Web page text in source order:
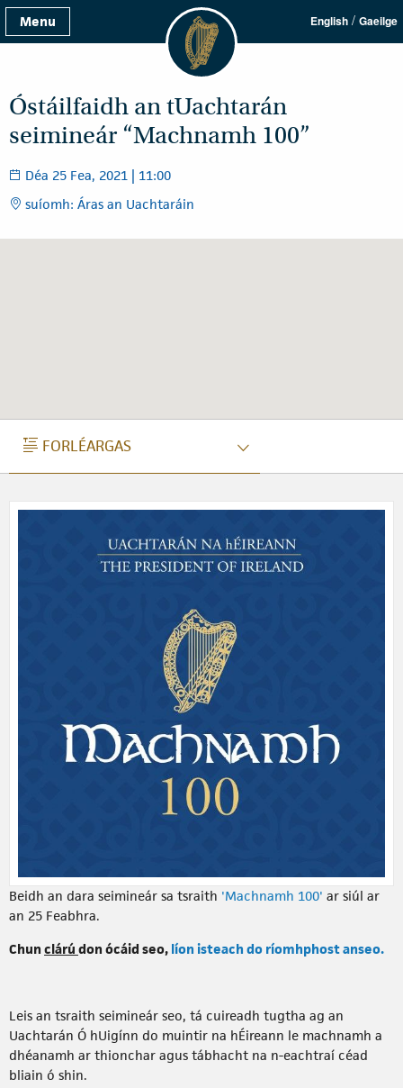
Menu English / Gaeilge
Óstáilfaidh an tUachtarán
seimineár “Machnamh 100”
Déa 25 Fea, 2021 | 11:00
suíomh: Áras an Uachtaráin
FORLÉARGAS
FORLÉARGAS
Beidh an dara seimineár sa tsraith 'Machnamh 100' ar siúl ar
an 25 Feabhra.
Chun clárú don ócáid seo, líon isteach do ríomhphost anseo.
Leis an tsraith seimineár seo, tá cuireadh tugtha ag an
Uachtarán Ó hUigínn do muintir na hÉireann le machnamh a
dhéanamh ar thionchar agus tábhacht na n-eachtraí céad
bliain ó shin.